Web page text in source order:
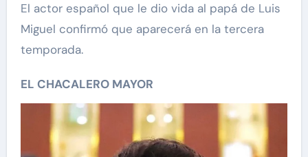
El actor español que le dio vida al papá de Luis
Miguel confirmó que aparecerá en la tercera
temporada.
EL CHACALERO MAYOR